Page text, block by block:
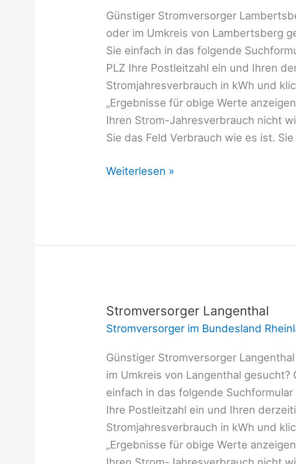
Günstiger Stromversorger
oder im Umkreis von Lambertsberg
Sie einfach in das folgende
PLZ Ihre Postleitzahl ein und Ihren
Stromjahresverbrauch in kWh und
„Ergebnisse für obige Werte
Ihren Strom-Jahresverbrauch nicht
Sie das Feld Verbrauch wie es ist.
Stromversorger
Weiterlesen »
Stromversorger Langenthal
Stromversorger im Bundesland
Günstiger Stromversorger
im Umkreis von Langenthal gesucht?
einfach in das folgende Suchformular
Ihre Postleitzahl ein und Ihren
Stromjahresverbrauch in kWh und
„Ergebnisse für obige Werte